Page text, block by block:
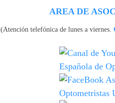
AREA DE
(Atención telefónica de lunes a viernes.